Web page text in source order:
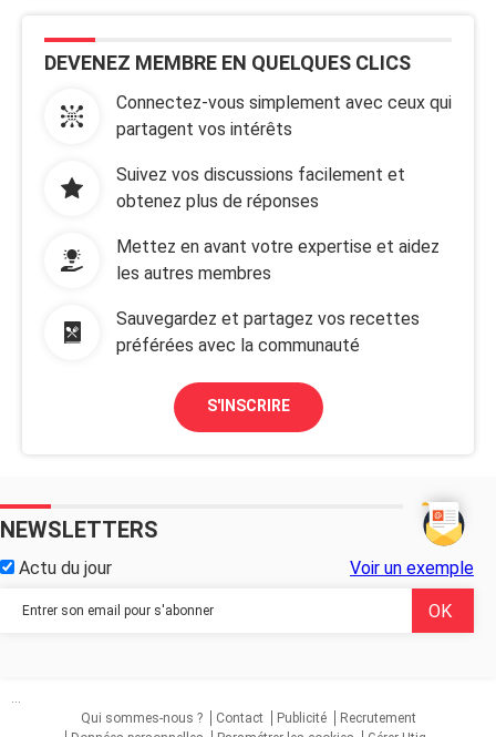
DEVENEZ MEMBRE EN QUELQUES CLICS
Connectez-vous simplement avec ceux qui
partagent vos intérêts
Suivez vos discussions facilement et
obtenez plus de réponses
Mettez en avant votre expertise et aidez
les autres membres
Sauvegardez et partagez vos recettes
préférées avec la communauté
S'INSCRIRE
NEWSLETTERS
Actu du jour Voir un exemple
...
Qui sommes-nous ?
Contact Publicité
Recrutement